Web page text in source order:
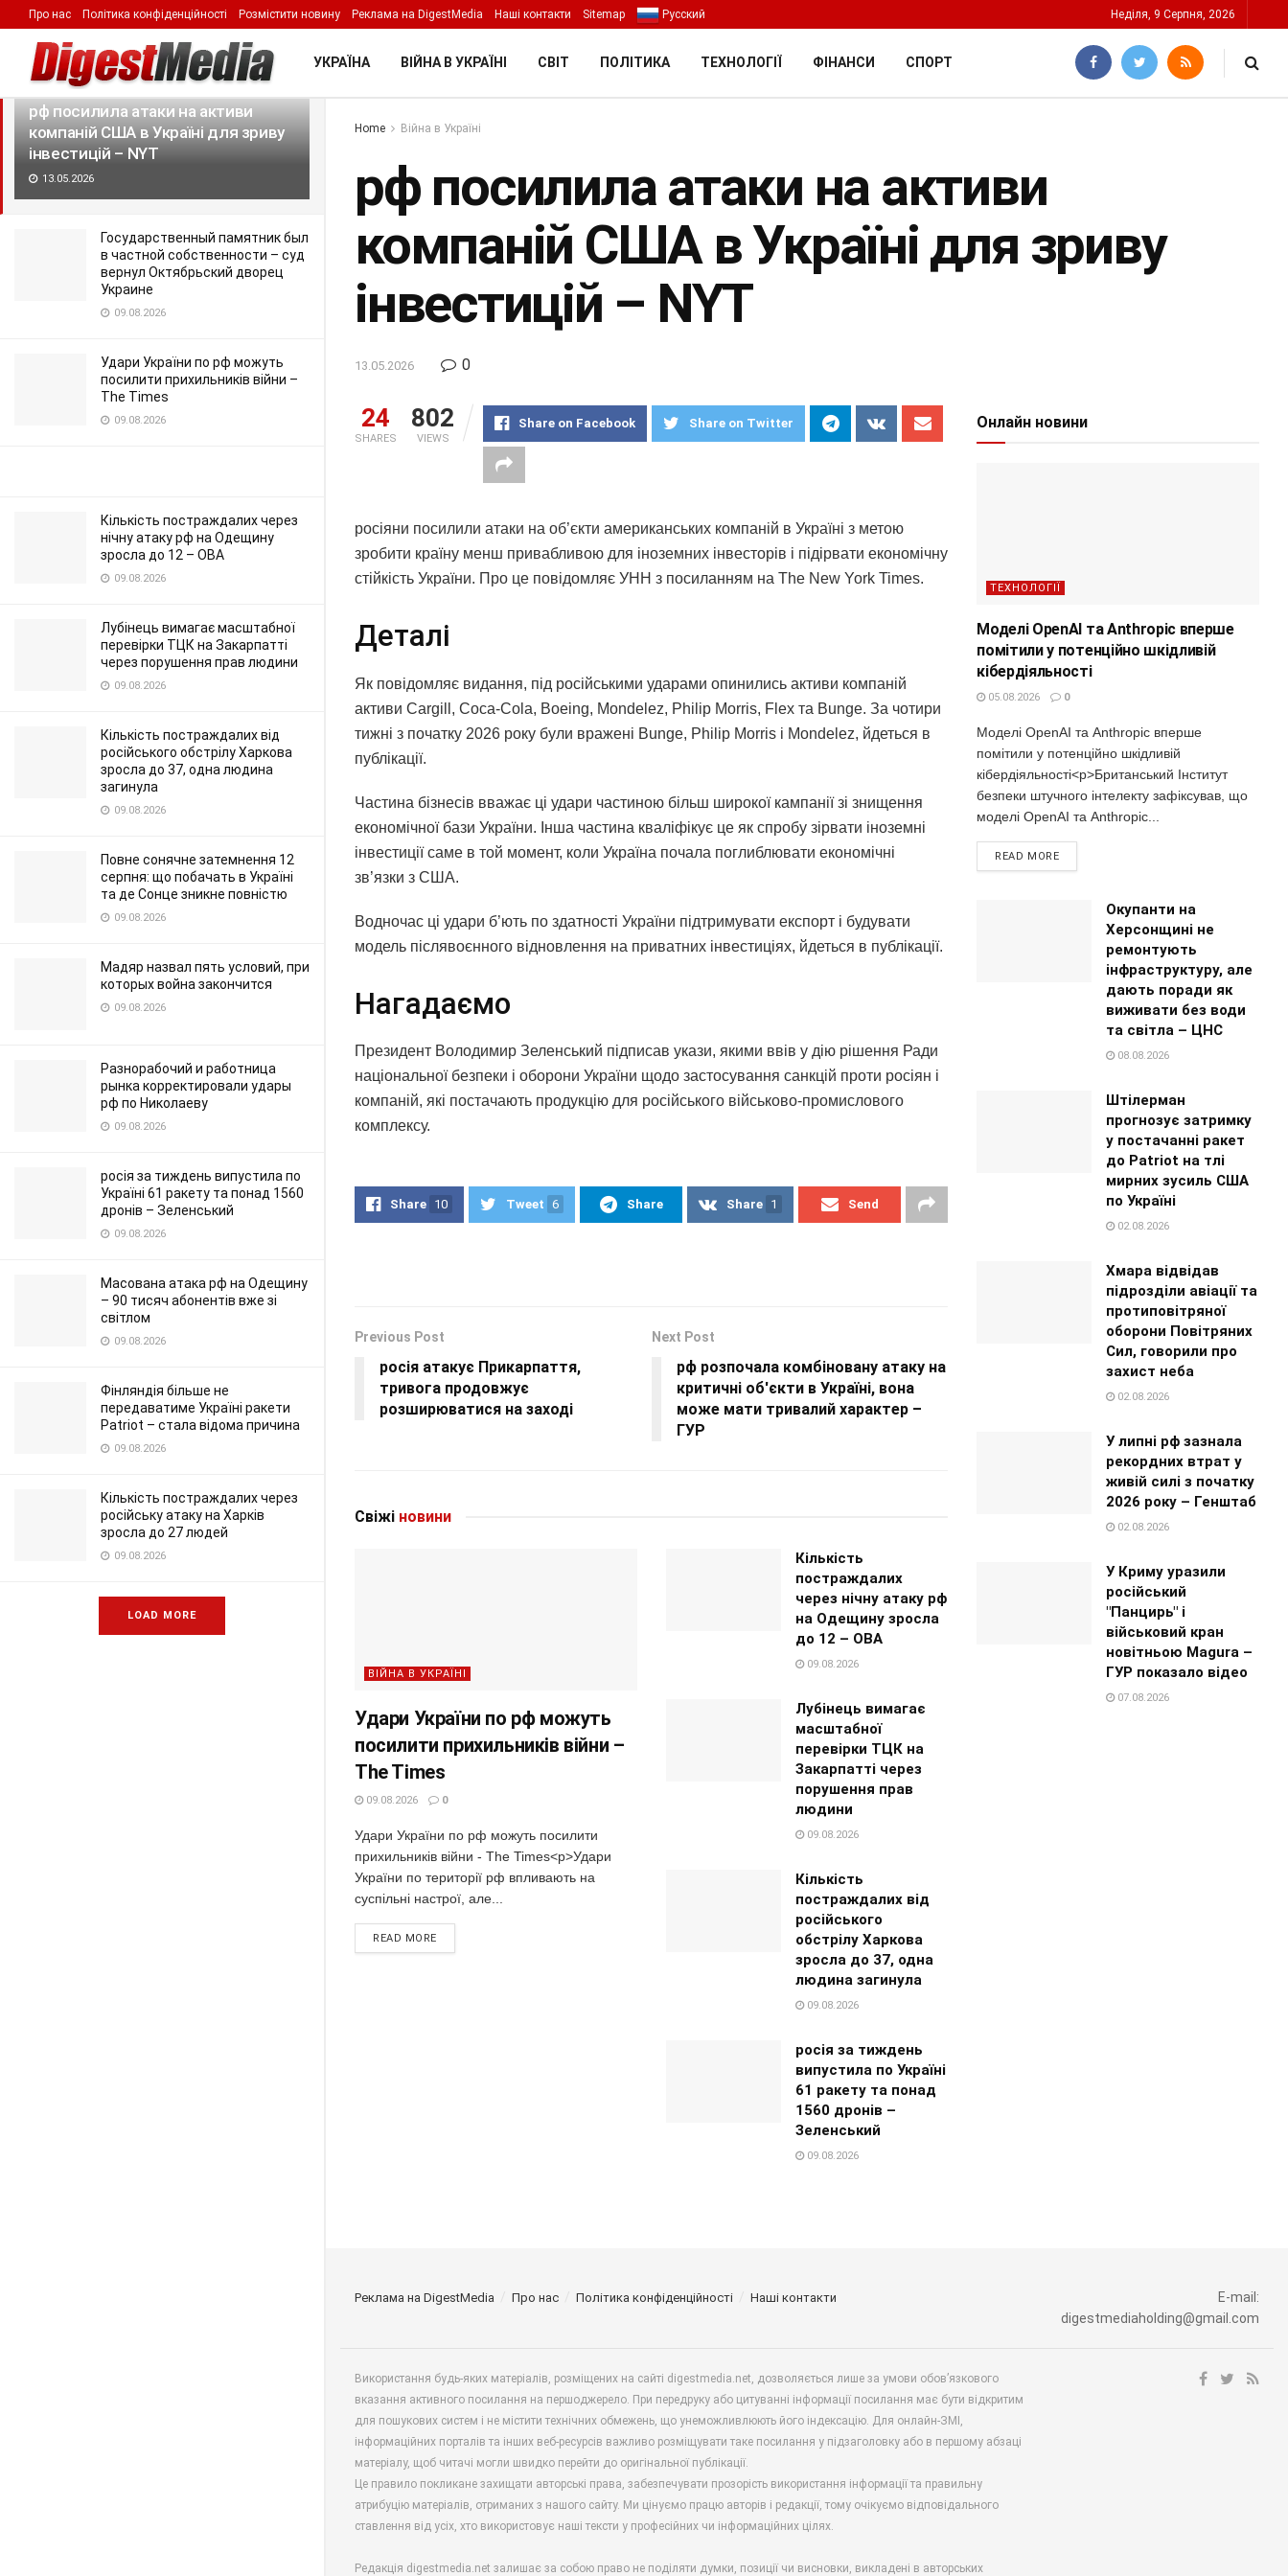
LATEST TRENDING Filter
рф посилила атаки на активи
компаній США в Україні для зриву
інвестицій – NYT
13.05.2026
Государственный памятник был
в частной собственности – суд
вернул Октябрьский дворец
Украине
09.08.2026
Удари України по рф можуть
посилити прихильників війни –
The Times
09.08.2026
Кількість постраждалих через
нічну атаку рф на Одещину
зросла до 12 – ОВА
09.08.2026
Лубінець вимагає масштабної
перевірки ТЦК на Закарпатті
через порушення прав людини
09.08.2026
Кількість постраждалих від
російського обстрілу Харкова
зросла до 37, одна людина
загинула
09.08.2026
Повне сонячне затемнення 12
серпня: що побачать в Україні
та де Сонце зникне повністю
09.08.2026
Мадяр назвал пять условий, при
которых война закончится
09.08.2026
Разнорабочий и работница
рынка корректировали удары
рф по Николаеву
09.08.2026
росія за тиждень випустила по
Україні 61 ракету та понад 1560
дронів – Зеленський
09.08.2026
Масована атака рф на Одещину
– 90 тисяч абонентів вже зі
світлом
09.08.2026
Фінляндія більше не
передаватиме Україні ракети
Patriot – стала відома причина
09.08.2026
Кількість постраждалих через
російську атаку на Харків
зросла до 27 людей
09.08.2026
LOAD MORE
Про нас Політика конфіденційності Розмістити новину Реклама на DigestMedia Наші контакти Sitemap Русский Неділя, 9 Серпня, 2026
УКРАЇНА ВІЙНА В УКРАЇНІ СВІТ ПОЛІТИКА ТЕХНОЛОГІЇ ФІНАНСИ СПОРТ
Home Війна в Україні
рф посилила атаки на активи
компаній США в Україні для зриву
інвестицій – NYT
13.05.2026 0
24
SHARES
802
VIEWS
Share on Facebook Share on Twitter
росіяни посилили атаки на об’єкти американських компаній в Україні з метою
зробити країну менш привабливою для іноземних інвесторів і підірвати економічну
стійкість України. Про це повідомляє УНН з посиланням на The New York Times.
Деталі
Як повідомляє видання, під російськими ударами опинились активи компаній
активи Cargill, Coca-Cola, Boeing, Mondelez, Philip Morris, Flex та Bunge. За чотири
тижні з початку 2026 року були вражені Bunge, Philip Morris і Mondelez, йдеться в
публікації.
Частина бізнесів вважає ці удари частиною більш широкої кампанії зі знищення
економічної бази України. Інша частина кваліфікує це як спробу зірвати іноземні
інвестиції саме в той момент, коли Україна почала поглиблювати економічні
зв’язки з США.
Водночас ці удари б’ють по здатності України підтримувати експорт і будувати
модель післявоєнного відновлення на приватних інвестиціях, йдеться в публікації.
Нагадаємо
Президент Володимир Зеленський підписав укази, якими ввів у дію рішення Ради
національної безпеки і оборони України щодо застосування санкцій проти росіян і
компаній, які постачають продукцію для російського військово-промислового
комплексу.
Share 10 Tweet 6 Share Share 1 Send
Previous Post
росія атакує Прикарпаття,
тривога продовжує
розширюватися на заході
Next Post
рф розпочала комбіновану атаку на
критичні об'єкти в Україні, вона
може мати тривалий характер –
ГУР
Свіжі новини
ВІЙНА В УКРАЇНІ
Удари України по рф можуть
посилити прихильників війни –
The Times
09.08.2026 0
Удари України по рф можуть посилити
прихильників війни - The Times<p>Удари
України по території рф впливають на
суспільні настрої, але...
READ MORE
Кількість
постраждалих
через нічну атаку рф
на Одещину зросла
до 12 – ОВА
09.08.2026
Лубінець вимагає
масштабної
перевірки ТЦК на
Закарпатті через
порушення прав
людини
09.08.2026
Кількість
постраждалих від
російського
обстрілу Харкова
зросла до 37, одна
людина загинула
09.08.2026
росія за тиждень
випустила по Україні
61 ракету та понад
1560 дронів –
Зеленський
09.08.2026
Онлайн новини
ТЕХНОЛОГІЇ
Моделі OpenAI та Anthropic вперше
помітили у потенційно шкідливій
кібердіяльності
05.08.2026 0
Моделі OpenAI та Anthropic вперше
помітили у потенційно шкідливій
кібердіяльності<p>Британський Інститут
безпеки штучного інтелекту зафіксував, що
моделі OpenAI та Anthropic...
READ MORE
Окупанти на
Херсонщині не
ремонтують
інфраструктуру, але
дають поради як
виживати без води
та світла – ЦНС
08.08.2026
Штілерман
прогнозує затримку
у постачанні ракет
до Patriot на тлі
мирних зусиль США
по Україні
02.08.2026
Хмара відвідав
підрозділи авіації та
протиповітряної
оборони Повітряних
Сил, говорили про
захист неба
02.08.2026
У липні рф зазнала
рекордних втрат у
живій силі з початку
2026 року – Генштаб
02.08.2026
У Криму уразили
російський
"Панцирь" і
військовий кран
новітньою Magura –
ГУР показало відео
07.08.2026
Реклама на DigestMedia Про нас Політика конфіденційності Наші контакти
E-mail:
digestmediaholding@gmail.com
Використання будь-яких матеріалів, розміщених на сайті digestmedia.net, дозволяється лише за умови обов’язкового
вказання активного посилання на першоджерело. При передруку або цитуванні інформації посилання має бути відкритим
для пошукових систем і не містити технічних обмежень, що унеможливлюють його індексацію. Для онлайн-ЗМІ,
інформаційних порталів та інших веб-ресурсів важливо розміщувати таке посилання у підзаголовку або в першому абзаці
матеріалу, щоб читачі могли швидко перейти до оригінальної публікації.
Це правило покликане захищати авторські права, забезпечувати прозорість використання інформації та правильну
атрибуцію матеріалів, отриманих з нашого сайту. Ми цінуємо працю авторів і редакції, тому очікуємо відповідального
ставлення від усіх, хто використовує наші тексти у професійних чи інформаційних цілях.
Редакція digestmedia.net залишає за собою право не поділяти думки, позиції чи висновки, викладені в авторських